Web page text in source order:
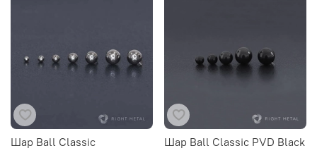
Шар Ball Classic Шар Ball Classic PVD Black